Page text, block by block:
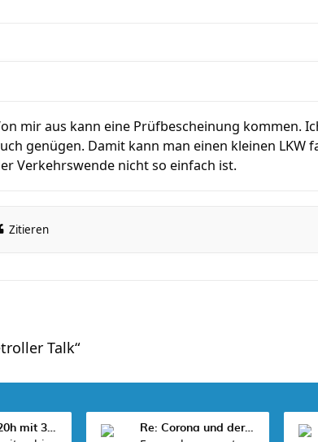
mir aus kann eine Prüfbescheinung kommen.
genügen. Damit kann man einen kleinen LKW
Verkehrswende nicht so einfach ist.
Zitieren
Talk“
Re: Corona und der Sport